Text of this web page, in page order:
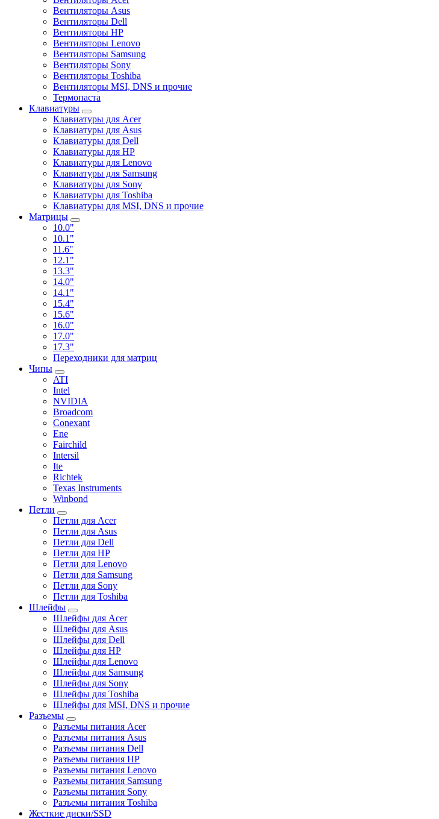
Вентиляторы Asus
Вентиляторы Dell
Вентиляторы HP
Вентиляторы Lenovo
Вентиляторы Samsung
Вентиляторы Sony
Вентиляторы Toshiba
Вентиляторы MSI, DNS и прочие
Термопаста
Клавиатуры
Клавиатуры для Acer
Клавиатуры для Asus
Клавиатуры для Dell
Клавиатуры для HP
Клавиатуры для Lenovo
Клавиатуры для Samsung
Клавиатуры для Sony
Клавиатуры для Toshiba
Клавиатуры для MSI, DNS и прочие
Матрицы
10.0"
10.1"
11.6"
12.1"
13.3"
14.0"
14.1"
15.4"
15.6"
16.0"
17.0"
17.3"
Переходники для матриц
Чипы
ATI
Intel
NVIDIA
Broadcom
Conexant
Ene
Fairchild
Intersil
Ite
Richtek
Texas Instruments
Winbond
Петли
Петли для Acer
Петли для Asus
Петли для Dell
Петли для HP
Петли для Lenovo
Петли для Samsung
Петли для Sony
Петли для Toshiba
Шлейфы
Шлейфы для Acer
Шлейфы для Asus
Шлейфы для Dell
Шлейфы для HP
Шлейфы для Lenovo
Шлейфы для Samsung
Шлейфы для Sony
Шлейфы для Toshiba
Шлейфы для MSI, DNS и прочие
Разъемы
Разъемы питания Acer
Разъемы питания Asus
Разъемы питания Dell
Разъемы питания HP
Разъемы питания Lenovo
Разъемы питания Samsung
Разъемы питания Sony
Разъемы питания Toshiba
Жесткие диски/SSD